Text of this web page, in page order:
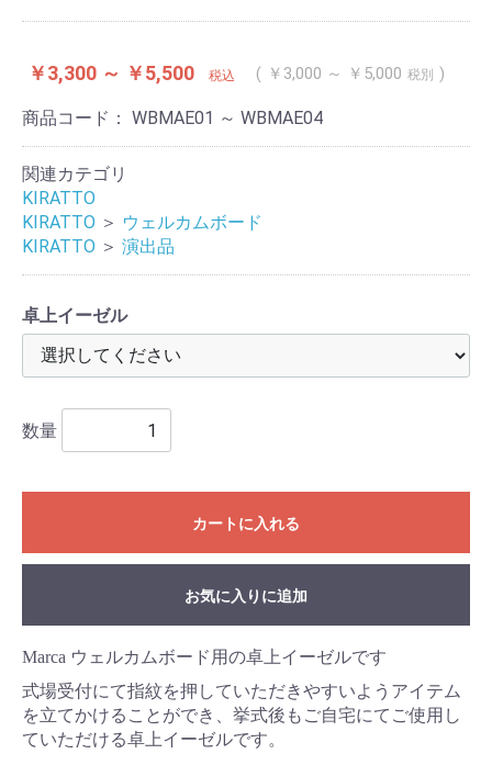
￥3,300 ～ ￥5,500 税込 ￥3,000 ～ ￥5,000 税別
商品コード： WBMAE01 ～ WBMAE04
関連カテゴリ
KIRATTO
KIRATTO ＞ ウェルカムボード
KIRATTO ＞ 演出品
卓上イーゼル
数量
カートに入れる
お気に入りに追加
Marca ウェルカムボード用の卓上イーゼルです
式場受付にて指紋を押していただきやすいようアイテム
を立てかけることができ、挙式後もご自宅にてご使用し
ていただける卓上イーゼルです。